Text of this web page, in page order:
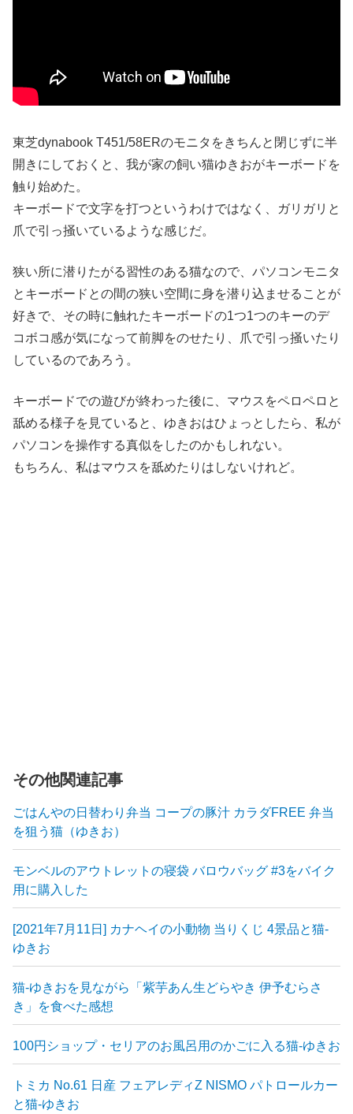
東芝dynabook T451/58ERのモニタをきちんと閉じずに半
開きにしておくと、我が家の飼い猫ゆきおがキーボードを
触り始めた。
キーボードで文字を打つというわけではなく、ガリガリと
爪で引っ掻いているような感じだ。
狭い所に潜りたがる習性のある猫なので、パソコンモニタ
とキーボードとの間の狭い空間に身を潜り込ませることが
好きで、その時に触れたキーボードの1つ1つのキーのデ
コボコ感が気になって前脚をのせたり、爪で引っ掻いたり
しているのであろう。
キーボードでの遊びが終わった後に、マウスをペロペロと
舐める様子を見ていると、ゆきおはひょっとしたら、私が
パソコンを操作する真似をしたのかもしれない。
もちろん、私はマウスを舐めたりはしないけれど。
その他関連記事
ごはんやの日替わり弁当 コープの豚汁 カラダFREE 弁当
を狙う猫（ゆきお）
モンベルのアウトレットの寝袋 バロウバッグ #3をバイク
用に購入した
[2021年7月11日] カナヘイの小動物 当りくじ 4景品と猫-
ゆきお
猫-ゆきおを見ながら「紫芋あん生どらやき 伊予むらさ
き」を食べた感想
100円ショップ・セリアのお風呂用のかごに入る猫-ゆきお
トミカ No.61 日産 フェアレディZ NISMO パトロールカー
と猫-ゆきお